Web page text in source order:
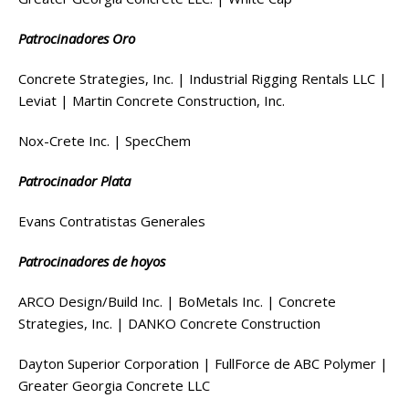
Patrocinadores Oro
Concrete Strategies, Inc. | Industrial Rigging Rentals LLC |
Leviat | Martin Concrete Construction, Inc.
Nox-Crete Inc. | SpecChem
Patrocinador Plata
Evans Contratistas Generales
Patrocinadores de hoyos
ARCO Design/Build Inc. | BoMetals Inc. | Concrete
Strategies, Inc. | DANKO Concrete Construction
Dayton Superior Corporation | FullForce de ABC Polymer |
Greater Georgia Concrete LLC